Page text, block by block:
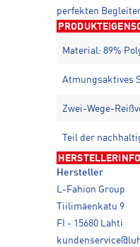
perfekten
Material: 89%
Atmungsaktives
Zwei-Wege-
Teil der
Hersteller
L-Fahion Group
Tiilimäenkatu 9
FI - 15680 Lahti